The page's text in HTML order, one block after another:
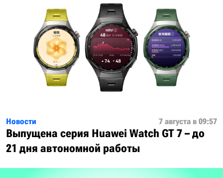
Новости 7 августа в 09:57
Выпущена серия Huawei Watch GT 7 – до
21 дня автономной работы